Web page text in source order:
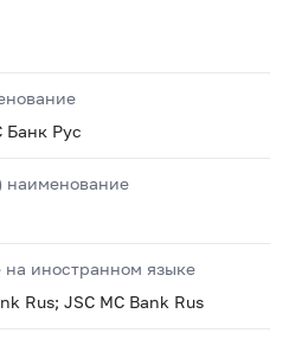
Банк Рус
наименование
иностранном языке
Rus; JSC MC Bank Rus